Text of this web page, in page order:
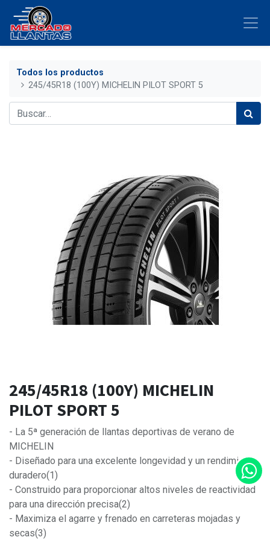
Todos los productos
245/45R18 (100Y) MICHELIN PILOT SPORT 5
245/45R18 (100Y) MICHELIN
PILOT SPORT 5
- La 5ª generación de llantas deportivas de verano de
MICHELIN
- Diseñado para una excelente longevidad y un rendimiento
duradero(1)
- Construido para proporcionar altos niveles de reactividad
para una dirección precisa(2)
- Maximiza el agarre y frenado en carreteras mojadas y
secas(3)